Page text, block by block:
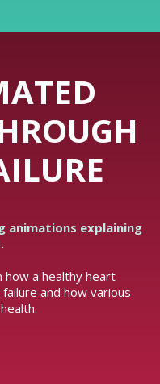
animations explaining
how a healthy heart
and how various